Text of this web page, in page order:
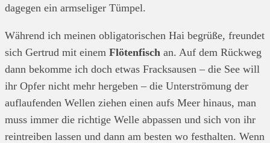
dagegen ein armseliger Tümpel.
Während ich meinen obligatorischen Hai begrüße, freundet
sich Gertrud mit einem Flötenfisch an. Auf dem Rückweg
dann bekomme ich doch etwas Fracksausen – die See will
ihr Opfer nicht mehr hergeben – die Unterströmung der
auflaufenden Wellen ziehen einen aufs Meer hinaus, man
muss immer die richtige Welle abpassen und sich von ihr
reintreiben lassen und dann am besten wo festhalten. Wenn